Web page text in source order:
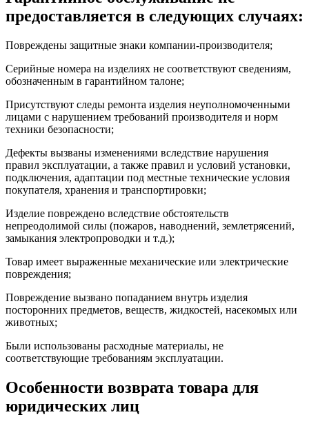
предоставляется в следующих случаях:
Повреждены защитные знаки компании-производителя;
Серийные номера на изделиях не соответствуют сведениям,
обозначенным в гарантийном талоне;
Присутствуют следы ремонта изделия неуполномоченными
лицами с нарушением требований производителя и норм
техники безопасности;
Дефекты вызваны изменениями вследствие нарушения
правил эксплуатации, а также правил и условий установки,
подключения, адаптации под местные технические условия
покупателя, хранения и транспортировки;
Изделие повреждено вследствие обстоятельств
непреодолимой силы (пожаров, наводнений, землетрясений,
замыкания электропроводки и т.д.);
Товар имеет выраженные механические или электрические
повреждения;
Повреждение вызвано попаданием внутрь изделия
посторонних предметов, веществ, жидкостей, насекомых или
животных;
Были использованы расходные материалы, не
соответствующие требованиям эксплуатации.
Особенности возврата товара для
юридических лиц